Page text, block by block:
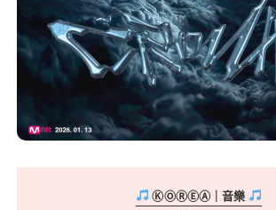
ⓀⓄⓇⒺⒶ｜音樂